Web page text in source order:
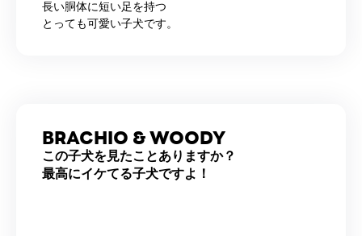
長い胴体に短い足を持つ
とっても可愛い子犬です。
BRACHIO & WOODY
この子犬を見たことありますか？
最高にイケてる子犬ですよ！